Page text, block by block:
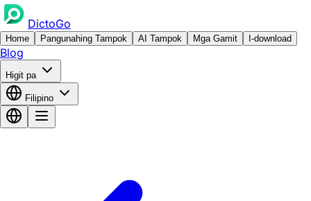
DictoGo
Home Pangunahing Tampok AI Tampok Mga Gamit I-download
Blog
Higit pa
Filipino